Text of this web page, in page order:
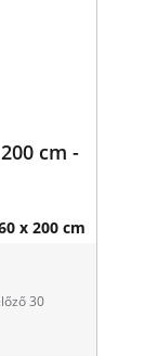
cm -
x 200 cm
30